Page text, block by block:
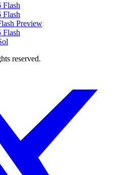
Flash
Flash
Preview
Flash
reserved.